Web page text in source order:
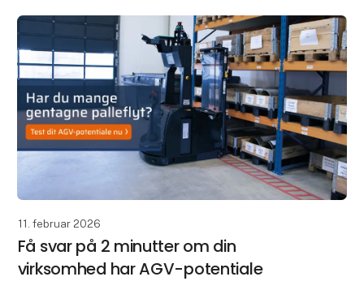
11. februar 2026
Få svar på 2 minutter om din
virksomhed har AGV-potentiale